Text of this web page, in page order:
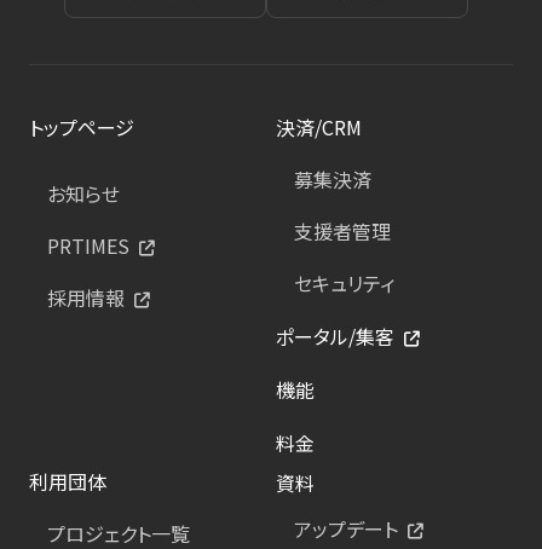
トップページ
お知らせ
PRTIMES
採用情報
決済/CRM
募集決済
支援者管理
セキュリティ
ポータル/集客
機能
料金
利用団体
プロジェクト一覧
資料
アップデート